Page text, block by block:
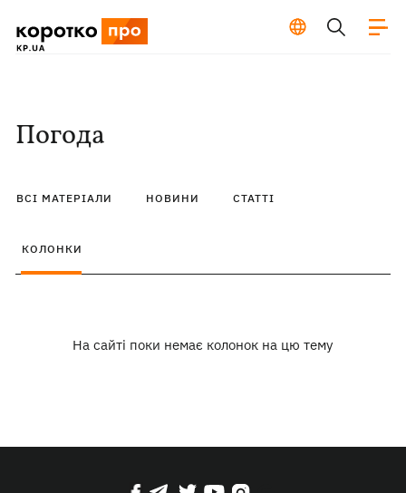
Погода
ВСІ МАТЕРІАЛИ НОВИНИ СТАТТІ
КОЛОНКИ
На сайті поки немає колонок на цю тему